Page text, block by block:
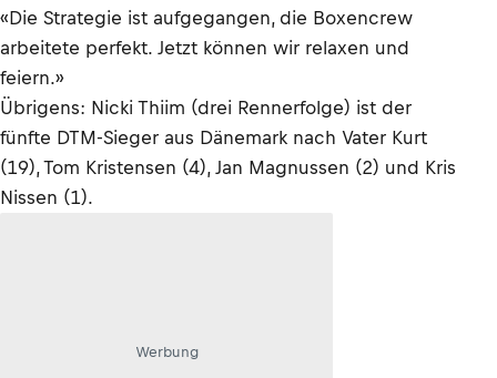
«Die Strategie ist aufgegangen, die Boxencrew
arbeitete perfekt. Jetzt können wir relaxen und
feiern.»
Übrigens: Nicki Thiim (drei Rennerfolge) ist der
fünfte DTM-Sieger aus Dänemark nach Vater Kurt
(19), Tom Kristensen (4), Jan Magnussen (2) und Kris
Nissen (1).
Werbung